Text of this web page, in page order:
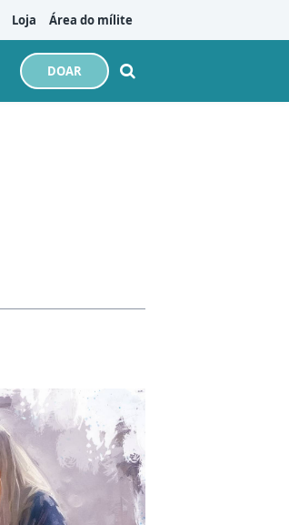
Loja Área do mílite
DOAR